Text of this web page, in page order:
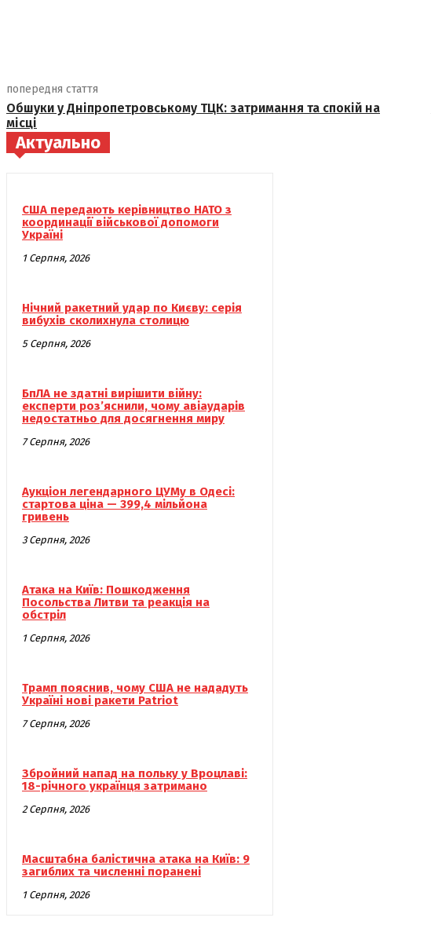
попередня стаття
Обшуки у Дніпропетровському ТЦК: затримання та спокій на
місці
Актуально
США передають керівництво НАТО з
координації військової допомоги
Україні
1 Серпня, 2026
Нічний ракетний удар по Києву: серія
вибухів сколихнула столицю
5 Серпня, 2026
БпЛА не здатні вирішити війну:
експерти роз’яснили, чому авіаударів
недостатньо для досягнення миру
7 Серпня, 2026
Аукціон легендарного ЦУМу в Одесі:
стартова ціна — 399,4 мільйона
гривень
3 Серпня, 2026
Атака на Київ: Пошкодження
Посольства Литви та реакція на
обстріл
1 Серпня, 2026
Трамп пояснив, чому США не нададуть
Україні нові ракети Patriot
7 Серпня, 2026
Збройний напад на польку у Вроцлаві:
18-річного українця затримано
2 Серпня, 2026
Масштабна балістична атака на Київ: 9
загиблих та численні поранені
1 Серпня, 2026